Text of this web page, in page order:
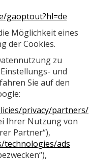
gaoptout?hl=de
Möglichkeit eines
der Cookies.
zu
und
Sie auf den
privacy/partners/
Ihrer Nutzung von
Partner“),
technologies/ads